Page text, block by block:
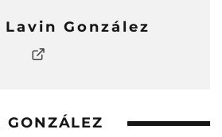
González